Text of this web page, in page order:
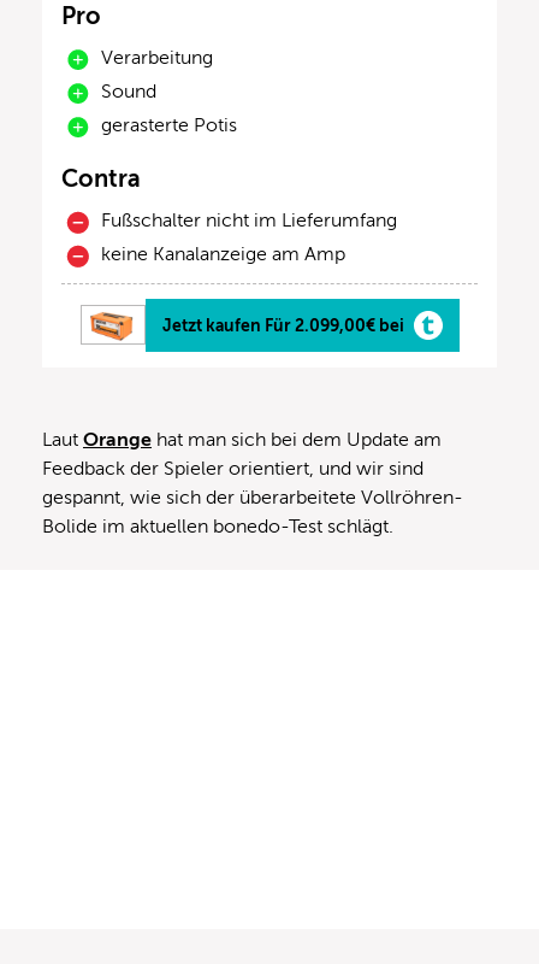
Pro
Verarbeitung
Sound
gerasterte Potis
Contra
Fußschalter nicht im Lieferumfang
keine Kanalanzeige am Amp
Jetzt kaufen Für 2.099,00€ bei
Laut Orange hat man sich bei dem Update am
Feedback der Spieler orientiert, und wir sind
gespannt, wie sich der überarbeitete Vollröhren-
Bolide im aktuellen bonedo-Test schlägt.